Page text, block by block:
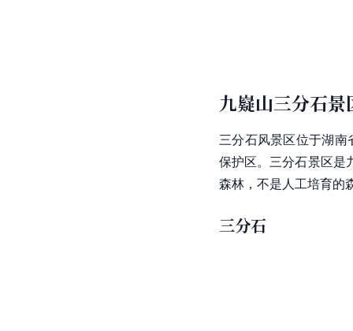
九嶷山三分石景
三分石风景区位于湖南
保护区。三分石景区是
森林，不是人工培育的
三分石